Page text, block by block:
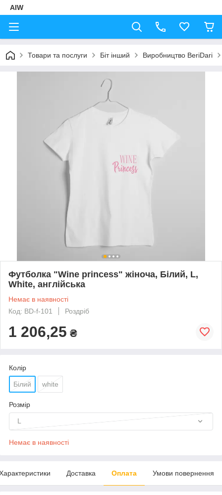
AIW
Товари та послуги Біт інший Виробництво BeriDari
Футболка "Wine princess" жіноча, Білий, L,
White, англійська
Немає в наявності
Код: BD-f-101
Роздріб
1 206,25 ₴
Колір
Білий white
Розмір
L
Немає в наявності
Доставка Оплата Умови повернення